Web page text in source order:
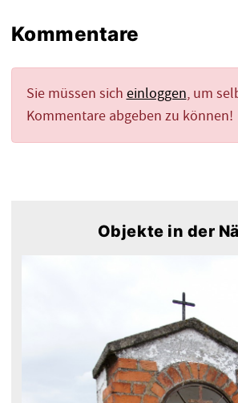
Kommentare
Sie müssen sich einloggen, um
Kommentare abgeben zu können!
Objekte in der